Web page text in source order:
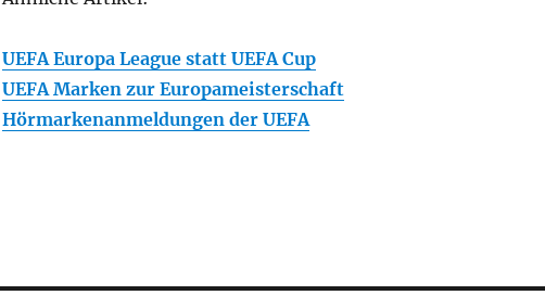
UEFA Europa League statt UEFA Cup
UEFA Marken zur Europameisterschaft
Hörmarkenanmeldungen der UEFA